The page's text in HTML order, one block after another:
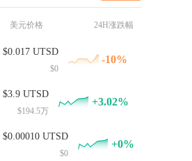
美元价格 24H涨跌幅
$0.017 UTSD
$0
-10%
$3.9 UTSD
$194.5万
+3.02%
$0.00010 UTSD
$0
+0%